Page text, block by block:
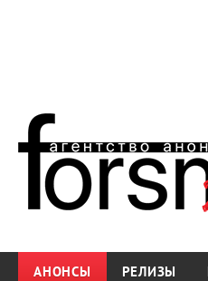
АНОНСЫ РЕЛИЗЫ